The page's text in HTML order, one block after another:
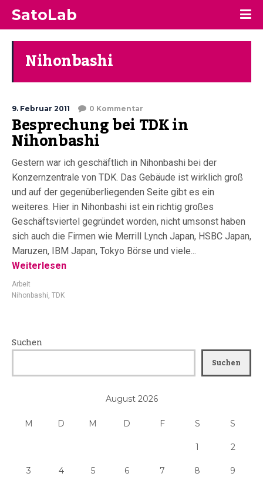
SatoLab
Nihonbashi
9. Februar 2011 0 Kommentar
Besprechung bei TDK in
Nihonbashi
Gestern war ich geschäftlich in Nihonbashi bei der
Konzernzentrale von TDK. Das Gebäude ist wirklich groß
und auf der gegenüberliegenden Seite gibt es ein
weiteres. Hier in Nihonbashi ist ein richtig großes
Geschäftsviertel gegründet worden, nicht umsonst haben
sich auch die Firmen wie Merrill Lynch Japan, HSBC Japan,
Maruzen, IBM Japan, Tokyo Börse und viele...
Weiterlesen
Arbeit
Nihonbashi, TDK
Suchen
Suchen
August 2026
M D M D F S S
1 2
3 4 5 6 7 8 9